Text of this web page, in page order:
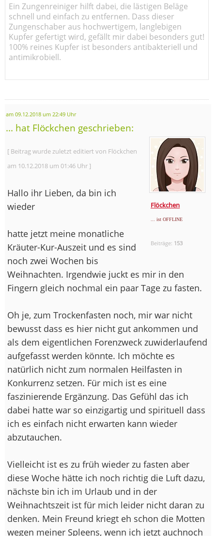
Ein Zungenreiniger hilft dabei, die lästigen Beläge
schnell und einfach zu entfernen. Dass dieser
Zungenschaber aus hochwertigem, langlebigen
Kupfer gefertigt wird, gefällt mir dabei besonders gut!
100% reines Kupfer ist besonders antibakteriell und
antimikrobiell.
am 09.12.2018 um 22:49 Uhr
... hat Flöckchen geschrieben:
Flöckchen
... ist OFFLINE
Beiträge: 153
[ Beitrag wurde zuletzt editiert von Flöckchen
am 10.12.2018 um 01:46 Uhr ]
Hallo ihr Lieben, da bin ich
wieder
hatte jetzt meine monatliche
Kräuter-Kur-Auszeit und es sind
noch zwei Wochen bis
Weihnachten. Irgendwie juckt es mir in den
Fingern gleich nochmal ein paar Tage zu fasten.
Oh je, zum Trockenfasten noch, mir war nicht
bewusst dass es hier nicht gut ankommen und
als dem eigentlichen Forenzweck zuwiderlaufend
aufgefasst werden könnte. Ich möchte es
natürlich nicht zum normalen Heilfasten in
Konkurrenz setzen. Für mich ist es eine
faszinierende Ergänzung. Das Gefühl das ich
dabei hatte war so einzigartig und spirituell dass
ich es einfach nicht erwarten kann wieder
abzutauchen.
Vielleicht ist es zu früh wieder zu fasten aber
diese Woche hätte ich noch richtig die Luft dazu,
nächste bin ich im Urlaub und in der
Weihnachtszeit ist für mich leider nicht daran zu
denken. Mein Freund kriegt eh schon die Motten
wegen meiner Spleens, wenn ich jetzt auchnoch